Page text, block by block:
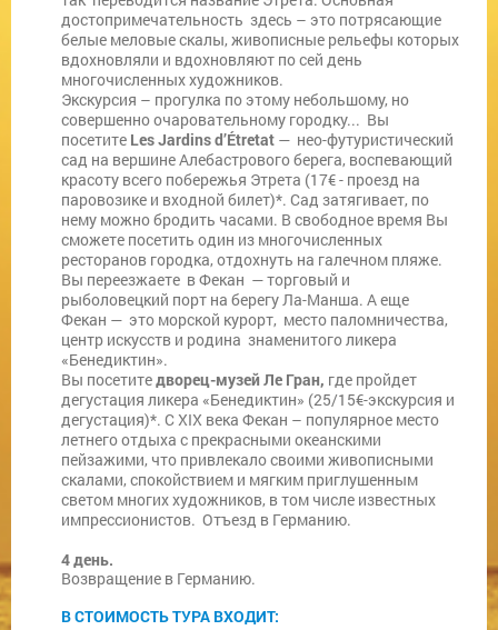
достопримечательность здесь – это потрясающие
белые меловые скалы, живописные рельефы которых
вдохновляли и вдохновляют по сей день
многочисленных художников.
Экскурсия – прогулка по этому небольшому, но
совершенно очаровательному городку... Вы
посетите Les Jardins d’Étretat — нео-футуристический
сад на вершине Алебастрового берега, воспевающий
красоту всего побережья Этрета (17€ - проезд на
паровозике и входной билет)*. Сад затягивает, по
нему можно бродить часами. В свободное время Вы
сможете посетить один из многочисленных
ресторанов городка, отдохнуть на галечном пляже.
Вы переезжаете в Фекан — торговый и
рыболовецкий порт на берегу Ла-Манша. А еще
Фекан — это морской курорт, место паломничества,
центр искусств и родина знаменитого ликера
«Бенедиктин».
Вы посетитедворец-музей Ле Гран, где пройдет
дегустация ликера «Бенедиктин» (25/15€-экскурсия и
дегустация)*. С XIX века Фекан – популярное место
летнего отдыха с прекрасными океанскими
пейзажими, что привлекало своими живописными
скалами, спокойствием и мягким приглушенным
светом многих художников, в том числе известных
импрессионистов. Отъезд в Германию.
4 день.
Возвращение в Германию.
В СТОИМОСТЬ ТУРА ВХОДИТ: